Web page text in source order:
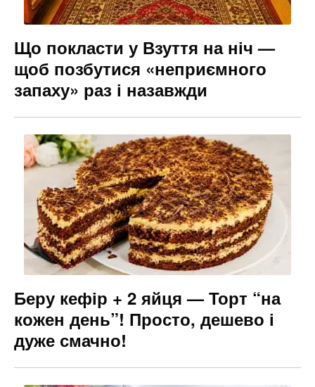
Що покласти у Взуття на ніч —
щоб позбутися «неприємного
запаху» раз і назавжди
Беру кефір + 2 яйця — Торт “на
кожен день”! Просто, дешево і
дуже смачно!